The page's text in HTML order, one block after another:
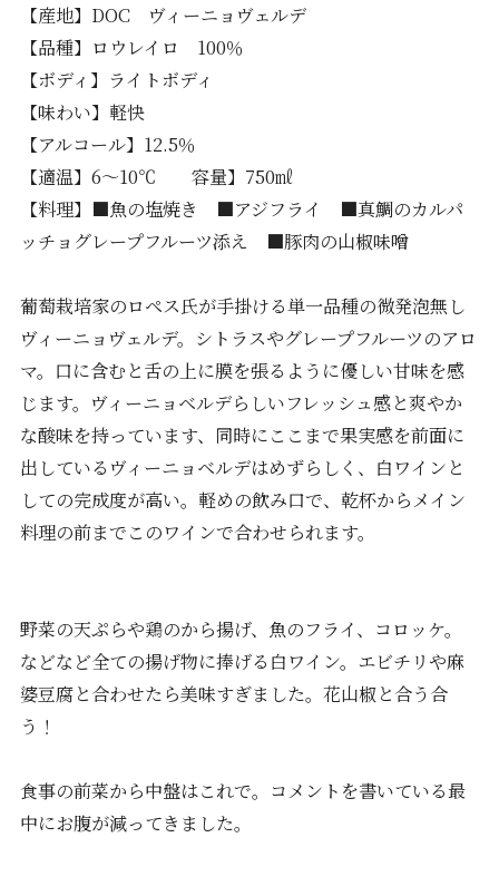
【産地】DOC ヴィーニョヴェルデ
【品種】ロウレイロ 100％
【ボディ】ライトボディ
【味わい】軽快
【アルコール】12.5％
【適温】6～10℃ 容量】750㎖
【料理】■魚の塩焼き ■アジフライ ■真鯛のカルパ
ッチョグレープフルーツ添え ■豚肉の山椒味噌
葡萄栽培家のロペス氏が手掛ける単一品種の微発泡無し
ヴィーニョヴェルデ。シトラスやグレープフルーツのアロ
マ。口に含むと舌の上に膜を張るように優しい甘味を感
じます。ヴィーニョベルデらしいフレッシュ感と爽やか
な酸味を持っています、同時にここまで果実感を前面に
出しているヴィーニョベルデはめずらしく、白ワインと
しての完成度が高い。軽めの飲み口で、乾杯からメイン
料理の前までこのワインで合わせられます。
野菜の天ぷらや鶏のから揚げ、魚のフライ、コロッケ。
などなど全ての揚げ物に捧げる白ワイン。エビチリや麻
婆豆腐と合わせたら美味すぎました。花山椒と合う合
う！
食事の前菜から中盤はこれで。コメントを書いている最
中にお腹が減ってきました。